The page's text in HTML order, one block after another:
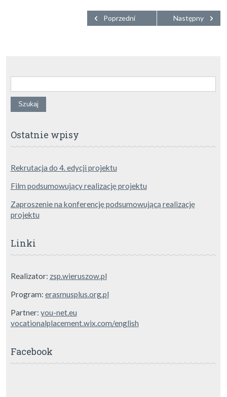
Następny
Poprzedni
Ostatnie wpisy
Rekrutacja do 4. edycji projektu
Film podsumowujący realizację projektu
Zaproszenie na konferencję podsumowującą realizację
projektu
Linki
Realizator: zsp.wieruszow.pl
Program: erasmusplus.org.pl
Partner: you-net.eu
vocationalplacement.wix.com/english
Facebook